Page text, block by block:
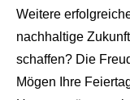
Weitere
nachhaltige
schaffen? Die
Mögen Ihre